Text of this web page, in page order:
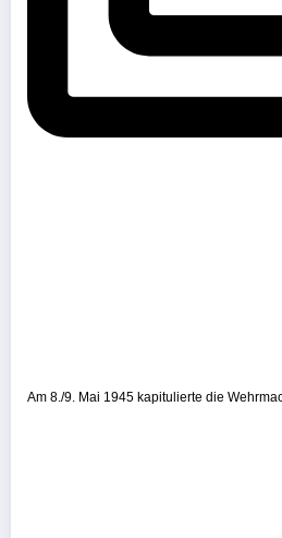
Am 8./9. Mai 1945 kapitulierte die